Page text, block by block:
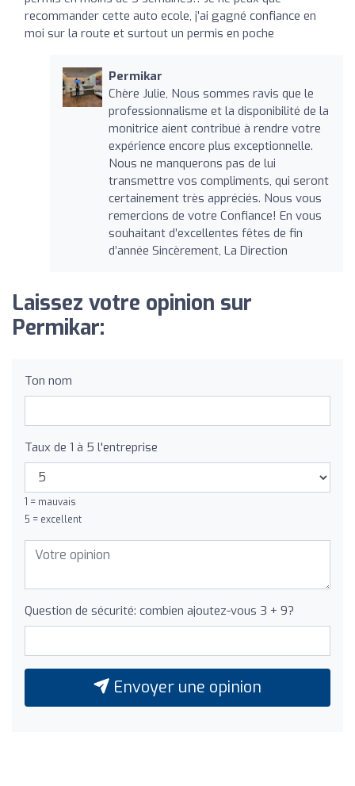
recommander cette auto ecole, j’ai gagné confiance en
moi sur la route et surtout un permis en poche
Permikar
Chère Julie, Nous sommes ravis que le
professionnalisme et la disponibilité de la
monitrice aient contribué à rendre votre
expérience encore plus exceptionnelle.
Nous ne manquerons pas de lui
transmettre vos compliments, qui seront
certainement très appréciés. Nous vous
remercions de votre Confiance! En vous
souhaitant d’excellentes fêtes de fin
d’année Sincèrement, La Direction
Laissez votre opinion sur
Permikar:
Ton nom
Taux de 1 à 5 l'entreprise
1 = mauvais
5 = excellent
Question de sécurité: combien ajoutez-vous 3 + 9?
Envoyer une opinion